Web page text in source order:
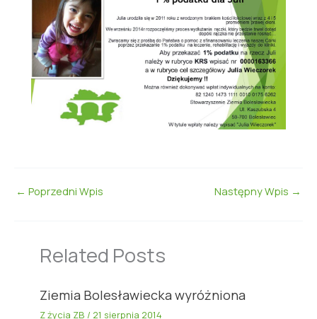
← Poprzedni Wpis Następny Wpis →
Related Posts
Ziemia Bolesławiecka wyróżniona
Z życia ZB / 21 sierpnia 2014